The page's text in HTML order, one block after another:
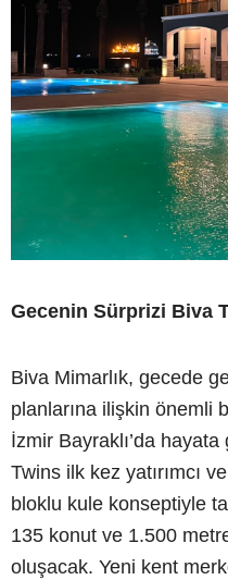
Gecenin Sürprizi Biva
Biva Mimarlık, gecede
planlarına ilişkin önemli
İzmir Bayraklı’da
Twins ilk kez yatırımcı
bloklu kule konseptiyle
135 konut ve 1.500
oluşacak. Yeni kent